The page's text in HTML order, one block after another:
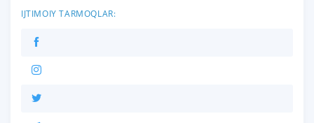
IJTIMOIY TARMOQLAR: